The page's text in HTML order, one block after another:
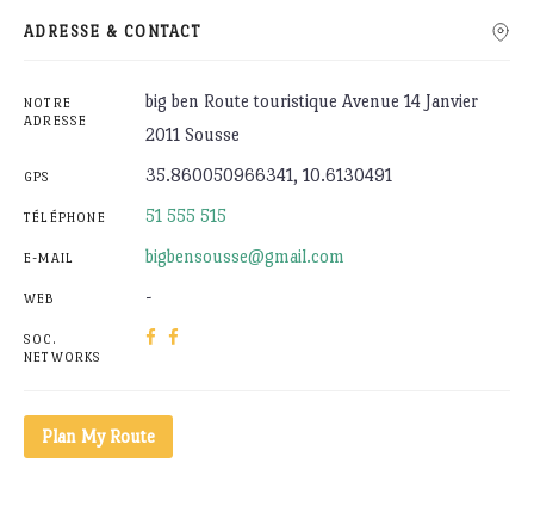
ADRESSE & CONTACT
NOTRE
ADRESSE
big ben Route touristique Avenue 14 Janvier
2011 Sousse
GPS 35.860050966341, 10.6130491
TÉLÉPHONE 51 555 515
E-MAIL bigbensousse@gmail.com
WEB -
SOC.
NETWORKS
Plan My Route